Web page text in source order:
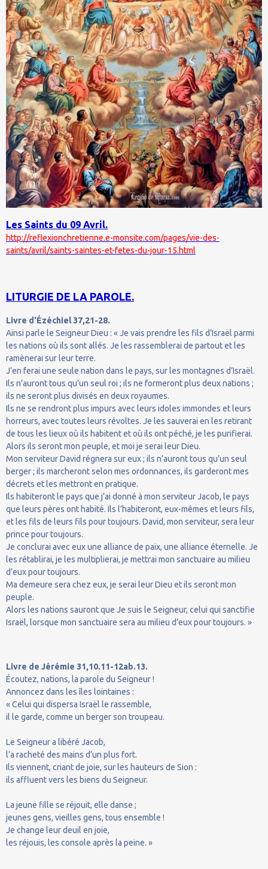
Les Saints du 09 Avril.
http://reflexionchretienne.e-monsite.com/pages/vie-des-
saints/avril/saints-saintes-et-fetes-du-jour-15.html
LITURGIE DE LA PAROLE.
Livre d'Ézéchiel 37,21-28.
Ainsi parle le Seigneur Dieu : « Je vais prendre les fils d’Israël parmi
les nations où ils sont allés. Je les rassemblerai de partout et les
ramènerai sur leur terre.
J’en ferai une seule nation dans le pays, sur les montagnes d’Israël.
Ils n’auront tous qu’un seul roi ; ils ne formeront plus deux nations ;
ils ne seront plus divisés en deux royaumes.
Ils ne se rendront plus impurs avec leurs idoles immondes et leurs
horreurs, avec toutes leurs révoltes. Je les sauverai en les retirant
de tous les lieux où ils habitent et où ils ont péché, je les purifierai.
Alors ils seront mon peuple, et moi je serai leur Dieu.
Mon serviteur David régnera sur eux ; ils n’auront tous qu’un seul
berger ; ils marcheront selon mes ordonnances, ils garderont mes
décrets et les mettront en pratique.
Ils habiteront le pays que j’ai donné à mon serviteur Jacob, le pays
que leurs pères ont habité. Ils l’habiteront, eux-mêmes et leurs fils,
et les fils de leurs fils pour toujours. David, mon serviteur, sera leur
prince pour toujours.
Je conclurai avec eux une alliance de paix, une alliance éternelle. Je
les rétablirai, je les multiplierai, je mettrai mon sanctuaire au milieu
d’eux pour toujours.
Ma demeure sera chez eux, je serai leur Dieu et ils seront mon
peuple.
Alors les nations sauront que Je suis le Seigneur, celui qui sanctifie
Israël, lorsque mon sanctuaire sera au milieu d’eux pour toujours. »
Livre de Jérémie 31,10.11-12ab.13.
Écoutez, nations, la parole du Seigneur !
Annoncez dans les îles lointaines :
« Celui qui dispersa Israël le rassemble,
il le garde, comme un berger son troupeau.
Le Seigneur a libéré Jacob,
l’a racheté des mains d’un plus fort.
Ils viennent, criant de joie, sur les hauteurs de Sion :
ils affluent vers les biens du Seigneur.
La jeune fille se réjouit, elle danse ;
jeunes gens, vieilles gens, tous ensemble !
Je change leur deuil en joie,
les réjouis, les console après la peine. »